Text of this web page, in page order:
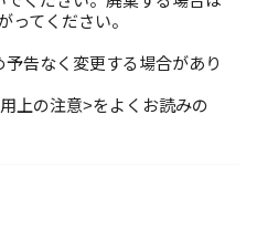
ってください。
告なく変更する場合があり
上の注意>をよくお読みの